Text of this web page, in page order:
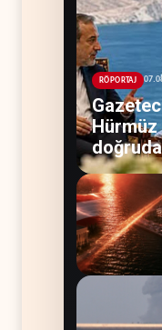
RÖPORTAJ
Hürmüz
teslim